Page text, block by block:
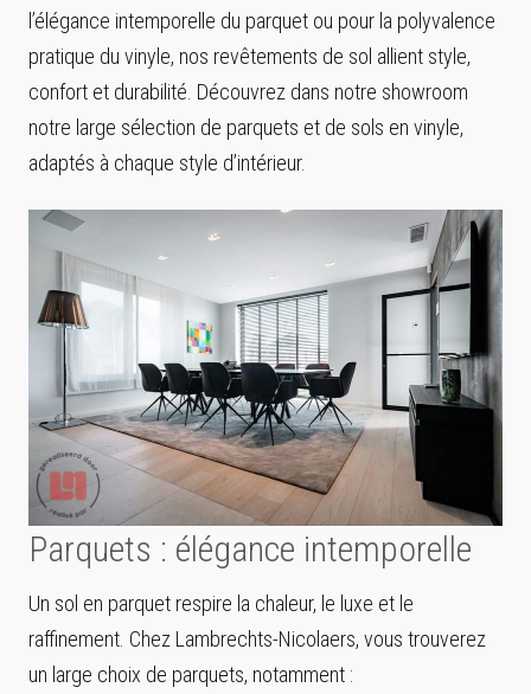
l’élégance intemporelle du parquet ou pour la polyvalence
pratique du vinyle, nos revêtements de sol allient style,
confort et durabilité. Découvrez dans notre showroom
notre large sélection de parquets et de sols en vinyle,
adaptés à chaque style d’intérieur.
Parquets : élégance intemporelle
Un sol en parquet respire la chaleur, le luxe et le
raffinement. Chez Lambrechts-Nicolaers, vous trouverez
un large choix de parquets, notamment :